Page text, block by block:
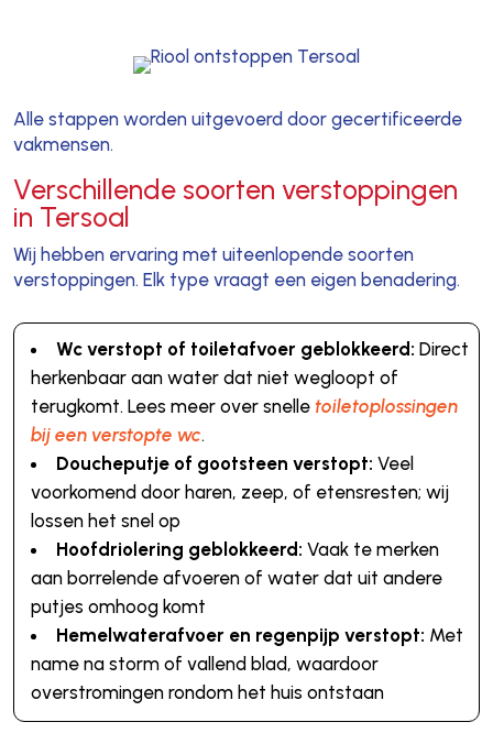
Alle stappen worden uitgevoerd door gecertificeerde
vakmensen.
Verschillende soorten verstoppingen
in Tersoal
Wij hebben ervaring met uiteenlopende soorten
verstoppingen. Elk type vraagt een eigen benadering.
Wc verstopt of toiletafvoer geblokkeerd: Direct
herkenbaar aan water dat niet wegloopt of
terugkomt. Lees meer over snelle toiletoplossingen
bij een verstopte wc.
Doucheputje of gootsteen verstopt: Veel
voorkomend door haren, zeep, of etensresten; wij
lossen het snel op
Hoofdriolering geblokkeerd: Vaak te merken
aan borrelende afvoeren of water dat uit andere
putjes omhoog komt
Hemelwaterafvoer en regenpijp verstopt: Met
name na storm of vallend blad, waardoor
overstromingen rondom het huis ontstaan